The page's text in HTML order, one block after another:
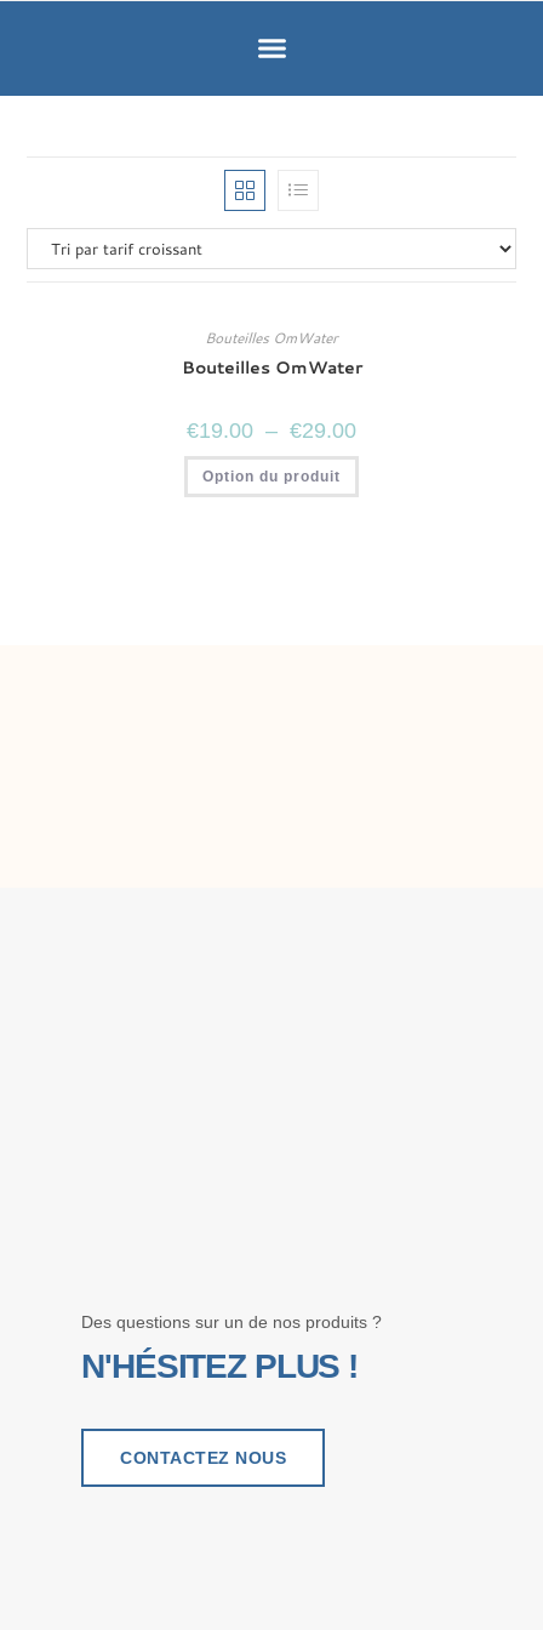
Bouteilles OmWater
Bouteilles OmWater
€19.00 – €29.00
Option du produit
Des questions sur un de nos produits ?
N'HÉSITEZ PLUS !
CONTACTEZ NOUS